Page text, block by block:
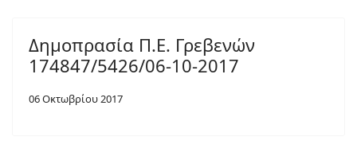
Δημοπρασία Π.Ε. Γρεβενών
174847/5426/06-10-2017
06 Οκτωβρίου 2017